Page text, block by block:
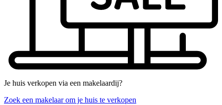
Je huis verkopen via een makelaardij?
Zoek een makelaar om je huis te verkopen